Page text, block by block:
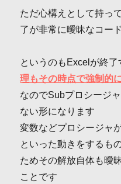
ただ心構えとして持っ
了が非常に曖昧なコー
というのもExcelが終
理もその時点で強制的
なのでSubプロシージ
ない形になります
変数などプロシージャ
といった動きをするも
ためその解放自体も曖
ことです